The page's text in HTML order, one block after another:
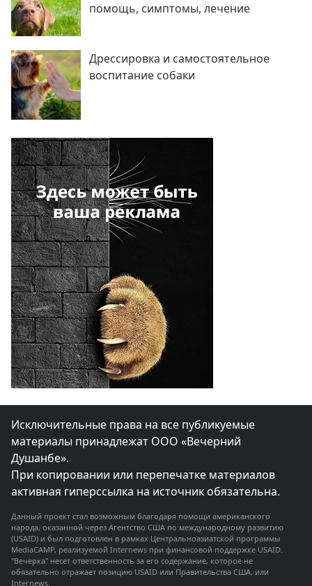
помощь, симптомы, лечение
Дрессировка и самостоятельное
воспитание собаки
Исключительные права на все публикуемые
материалы принадлежат ООО «Вечерний
Душанбе».
При копировании или перепечатке материалов
активная гиперссылка на источник обязательна.
Данный проект стал возможным благодаря помощи американского
народа, оказанной через Агентство США по международному развитию
(USAID) и был подготовлен в рамках Центральноазиатской программы
MediaCAMP, реализуемой Internews при финансовой поддержке USAID.
"Вечерка" несет ответственность за его содержание, которое не
обязательно отражает позицию USAID или Правительства США, или
Internews.